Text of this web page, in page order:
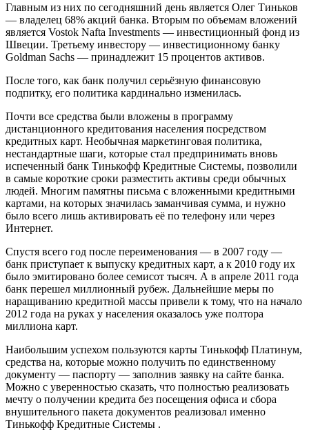
Главным из них по сегодняшний день является Олег Тиньков
— владелец 68% акций банка. Вторым по объемам вложений
является Vostok Nafta Investments — инвестиционный фонд из
Швеции. Третьему инвестору — инвестиционному банку
Goldman Sachs — принадлежит 15 процентов активов.
После того, как банк получил серьёзную финансовую
подпитку, его политика кардинально изменилась.
Почти все средства были вложены в программу
дистанционного кредитования населения посредством
кредитных карт. Необычная маркетинговая политика,
нестандартные шаги, которые стал предпринимать вновь
испеченный банк Тинькофф Кредитные Системы, позволили
в самые короткие сроки разместить активы среди обычных
людей. Многим памятны письма с вложенными кредитными
картами, на которых значилась заманчивая сумма, и нужно
было всего лишь активировать её по телефону или через
Интернет.
Спустя всего год после переименования — в 2007 году —
банк приступает к выпуску кредитных карт, а к 2010 году их
было эмитировано более семисот тысяч. А в апреле 2011 года
банк перешел миллионный рубеж. Дальнейшие меры по
наращиванию кредитной массы привели к тому, что на начало
2012 года на руках у населения оказалось уже полтора
миллиона карт.
Наибольшим успехом пользуются карты Тинькофф Платинум,
средства на, которые можно получить по единственному
документу — паспорту — заполнив заявку на сайте банка.
Можно с уверенностью сказать, что полностью реализовать
мечту о получении кредита без посещения офиса и сбора
внушительного пакета документов реализовал именно
Тинькофф Кредитные Системы .